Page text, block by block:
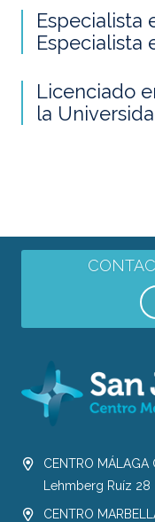
Especialista
Especialista
Licenciado
la
CENTRO
Lehmberg Ruíz 28
CENTRO